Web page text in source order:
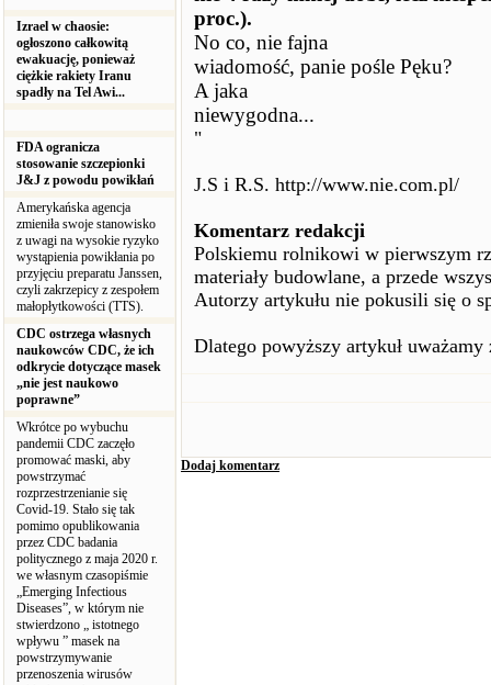
Izrael w chaosie:
ogłoszono całkowitą
ewakuację, ponieważ
ciężkie rakiety Iranu
spadły na Tel Awi...
FDA ogranicza
stosowanie szczepionki
J&J z powodu powikłań
Amerykańska agencja
zmieniła swoje stanowisko
z uwagi na wysokie ryzyko
wystąpienia powikłania po
przyjęciu preparatu Janssen,
czyli zakrzepicy z zespołem
małopłytkowości (TTS).
CDC ostrzega własnych
naukowców CDC, że ich
odkrycie dotyczące masek
„nie jest naukowo
poprawne”
Wkrótce po wybuchu
pandemii CDC zaczęło
promować maski, aby
powstrzymać
rozprzestrzenianie się
Covid-19. Stało się tak
pomimo opublikowania
przez CDC badania
politycznego z maja 2020 r.
we własnym czasopiśmie
„Emerging Infectious
Diseases”, w którym nie
stwierdzono „ istotnego
wpływu ” masek na
powstrzymywanie
przenoszenia wirusów
proc.).
No co, nie fajna
wiadomość, panie pośle Pęku?
A jaka
niewygodna...
"
J.S i R.S. http://www.nie.com.pl/
Komentarz redakcji
Polskiemu rolnikowi w pierwszym
materiały budowlane, a przede
Autorzy artykułu nie pokusili się o
Dlatego powyższy artykuł
Dodaj komentarz